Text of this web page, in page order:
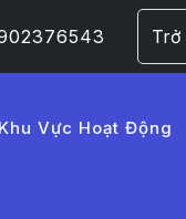
Khu Vực Hoạt Động